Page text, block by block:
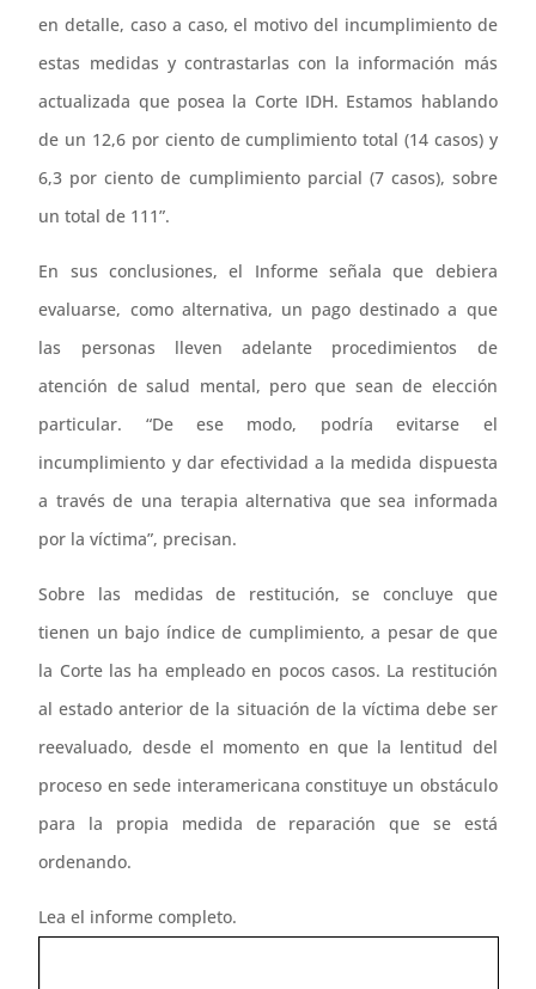
en detalle, caso a caso, el motivo del incumplimiento de
estas medidas y contrastarlas con la información más
actualizada que posea la Corte IDH. Estamos hablando
de un 12,6 por ciento de cumplimiento total (14 casos) y
6,3 por ciento de cumplimiento parcial (7 casos), sobre
un total de 111”.
En sus conclusiones, el Informe señala que debiera
evaluarse, como alternativa, un pago destinado a que
las personas lleven adelante procedimientos de
atención de salud mental, pero que sean de elección
particular. “De ese modo, podría evitarse el
incumplimiento y dar efectividad a la medida dispuesta
a través de una terapia alternativa que sea informada
por la víctima”, precisan.
Sobre las medidas de restitución, se concluye que
tienen un bajo índice de cumplimiento, a pesar de que
la Corte las ha empleado en pocos casos. La restitución
al estado anterior de la situación de la víctima debe ser
reevaluado, desde el momento en que la lentitud del
proceso en sede interamericana constituye un obstáculo
para la propia medida de reparación que se está
ordenando.
Lea el informe completo.